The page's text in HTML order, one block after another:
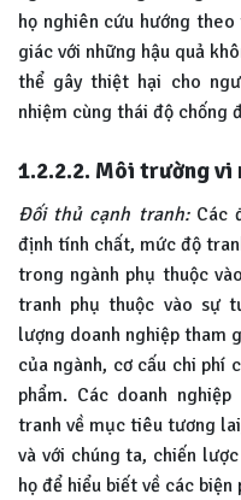
họ nghiên cứu hướng
giác với những hậu quả
thể gây thiệt hại cho
nhiệm cùng thái độ chống
1.2.2.2. Môi trường vi
Đối thủ cạnh tranh:Các
định tính chất, mức độ
trong ngành phụ thuộc
tranh phụ thuộc vào sự
lượng doanh nghiệp tham
của ngành, cơ cấu chi phí
phẩm. Các doanh
tranh về mục tiêu tương
và với chúng ta, chiến
họ để hiểu biết về các biện